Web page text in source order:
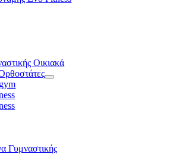
Οικιακά
Γυμναστικής